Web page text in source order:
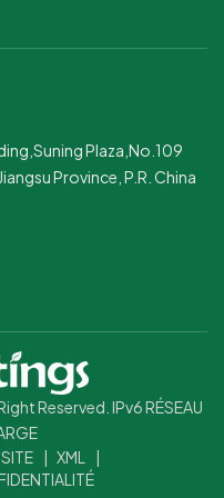
Plaza,No.109
Province, P.R. China
Reserved. IPv6 RÉSEAU
XML